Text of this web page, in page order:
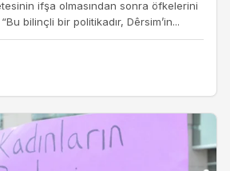
ifşa olmasından sonra öfkelerini
bilinçli bir politikadır, Dêrsim’in...